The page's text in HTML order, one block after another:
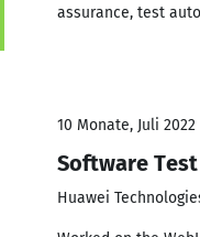
assurance, test
10 Monate, Juli 2022
Software
Huawei